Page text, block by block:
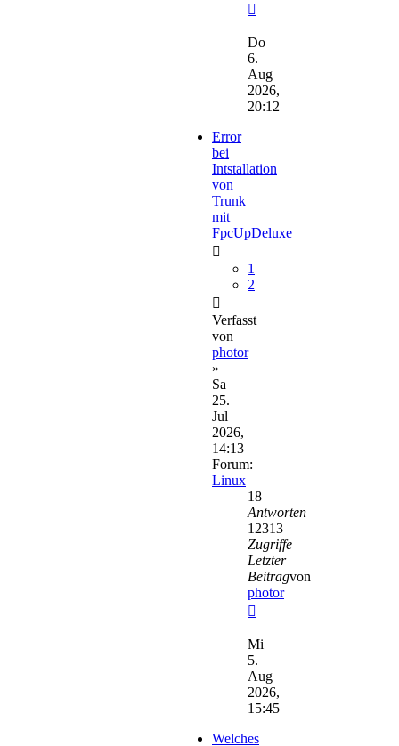
Beitrag
Do
6.
Aug
2026,
20:12
Error
bei
Intstallation
von
Trunk
mit
FpcUpDeluxe
1
2
Verfasst
von
photor
»
Sa
25.
Jul
2026,
14:13
Forum:
Linux
18
Antworten
12313
Zugriffe
Letzter
Beitragvon
photor
Beitrag
Mi
5.
Aug
2026,
15:45
Welches